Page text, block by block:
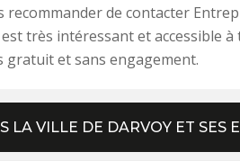
recommander de contacter
très intéressant et accessible à
gratuit et sans engagement.
LA VILLE DE DARVOY ET SES